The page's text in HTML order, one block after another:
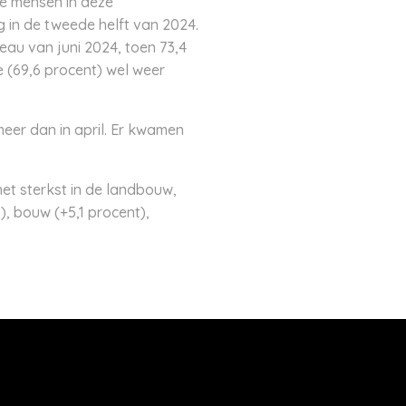
in de tweede helft van 2024.
van juni 2024, toen 73,4
procent) wel weer
dan in april. Er kwamen
sterkst in de landbouw,
bouw (+5,1 procent),